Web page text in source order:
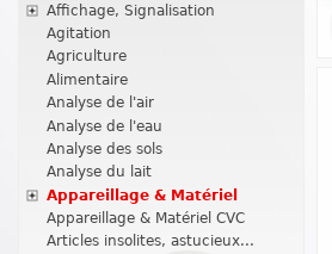
Affichage, Signalisation
Agitation
Agriculture
Alimentaire
Analyse de l'air
Analyse de l'eau
Analyse des sols
Analyse du lait
Appareillage & Matériel
Appareillage & Matériel CVC
Articles insolites, astucieux...